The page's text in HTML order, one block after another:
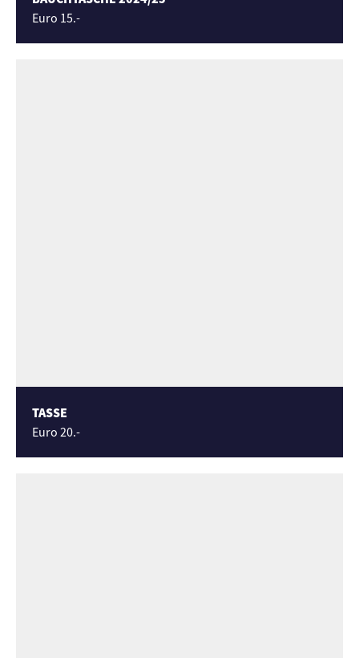
Euro 15.-
TASSE
Euro 20.-